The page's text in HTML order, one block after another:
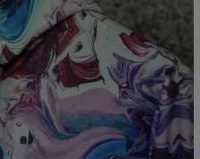
XS S M L XXL XXXL
65 67 69 71 73 75
77
48 51 54 57 60 63
66
61 62 63 64 65 66 67